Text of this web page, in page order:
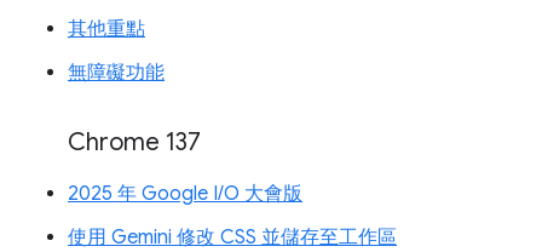
其他重點
無障礙功能
Chrome 137
2025 年 Google I/O 大會版
使用 Gemini 修改 CSS 並儲存至工作區